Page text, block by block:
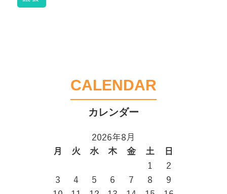
CALENDAR
2026年8月
月
火 水 木 金 土
日
1
2
3
4 5 6 7 8
9